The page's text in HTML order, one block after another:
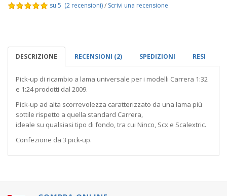
su 5 (2 recensioni)/ Scrivi una recensione
DESCRIZIONE RECENSIONI (2) SPEDIZIONI RESI
Pick-up di ricambio a lama universale per i modelli Carrera 1:32
e 1:24 prodotti dal 2009.
Pick-up ad alta scorrevolezza caratterizzato da una lama più
sottile rispetto a quella standard Carrera,
ideale su qualsiasi tipo di fondo, tra cui Ninco, Scx e Scalextric.
Confezione da 3 pick-up.